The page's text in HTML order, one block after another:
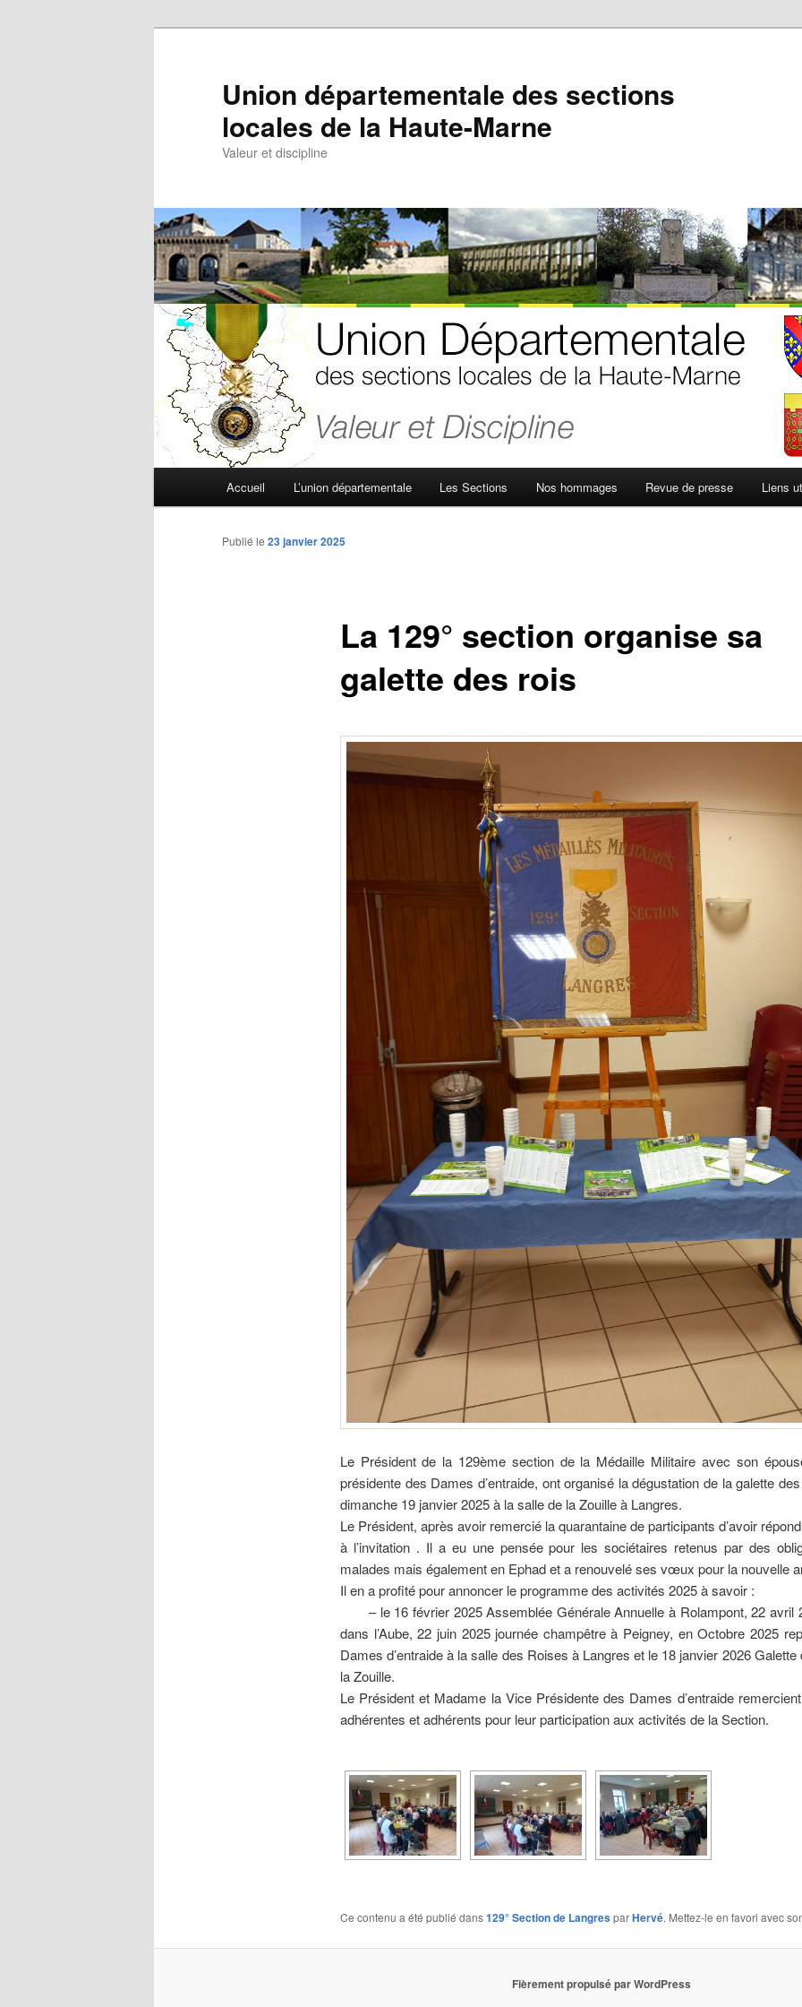
Union départementale des sections
locales de la Haute-Marne
Valeur et discipline
Accueil L’union départementale Les Sections Nos hommages Revue de presse Liens
La 129° section organise sa
galette des rois
Publié le 23 janvier 2025
Le Président de la 129ème section de la Médaille Militaire avec son
présidente des Dames d’entraide, ont organisé la dégustation de la galette
dimanche 19 janvier 2025 à la salle de la Zouille à Langres.
Le Président, après avoir remercié la quarantaine de participants d’avoir
à l’invitation . Il a eu une pensée pour les sociétaires retenus par des
malades mais également en Ephad et a renouvelé ses vœux pour la nouvelle
Il en a profité pour annoncer le programme des activités 2025 à savoir :
– le 16 février 2025 Assemblée Générale Annuelle à Rolampont, 22 avril
dans l’Aube, 22 juin 2025 journée champêtre à Peigney, en Octobre 2025
Dames d’entraide à la salle des Roises à Langres et le 18 janvier 2026
la Zouille.
Le Président et Madame la Vice Présidente des Dames d’entraide
adhérentes et adhérents pour leur participation aux activités de la Section.
Ce contenu a été publié dans129° Section de LangresparHervé. Mettez-le en favori avec
Fièrement propulsé par WordPress